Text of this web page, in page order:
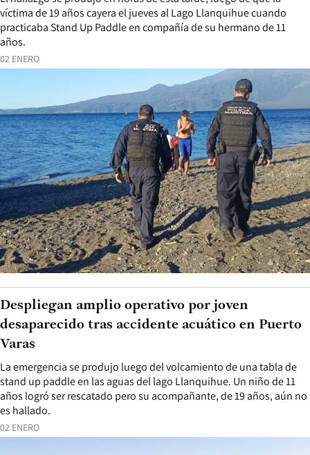
02 ENERO
víctima de 19 años cayera el jueves al Lago Llanquihue cuando
practicaba Stand Up Paddle en compañía de su hermano de 11
años.
02 ENERO
La emergencia se produjo luego del volcamiento de una tabla de
stand up paddle en las aguas del lago Llanquihue. Un niño de 11
años logró ser rescatado pero su acompañante, de 19 años, aún no
es hallado.
Despliegan amplio operativo por joven
desaparecido tras accidente acuático en Puerto
Varas